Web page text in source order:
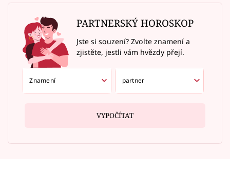
PARTNERSKÝ HOROSKOP
Jste si souzení? Zvolte znamení a
zjistěte, jestli vám hvězdy přejí.
VYPOČÍTAT